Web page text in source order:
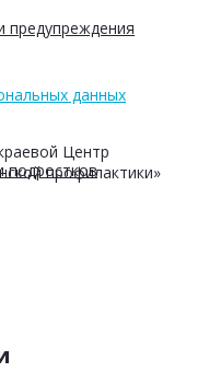
предупреждения
подростков
данных
Центр
профилактики»